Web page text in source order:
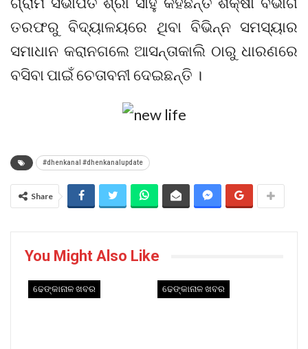
ତରଫରୁ ବିଦ୍ୟାଳୟରେ ଥିବା ବିଭିନ୍ନ ସମସ୍ୟାର
ସମାଧାନ କରାନଗଲେ ଆସନ୍ତାକାଲି ଠାରୁ ଧାରଣରେ
ବସିବା ପାଇଁ ଚେତାବନୀ ଦେଇଛନ୍ତି ।
#dhenkanal #dhenkanalupdate
Share
You Might Also Like
ଢେଙ୍କାନାଳ ଖବର ଢେଙ୍କାନାଳ ଖବର